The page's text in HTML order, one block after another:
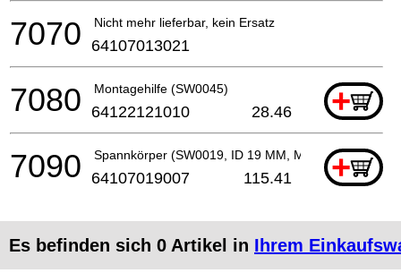
Nicht mehr lieferbar, kein Ersatz
7070 64107013021
Montagehilfe (SW0045) +
7080 64122121010 28.46
Spannkörper (SW0019, ID 19 MM, M 6) +
7090 64107019007 115.41
Es befinden sich 0 Artikel in Ihrem